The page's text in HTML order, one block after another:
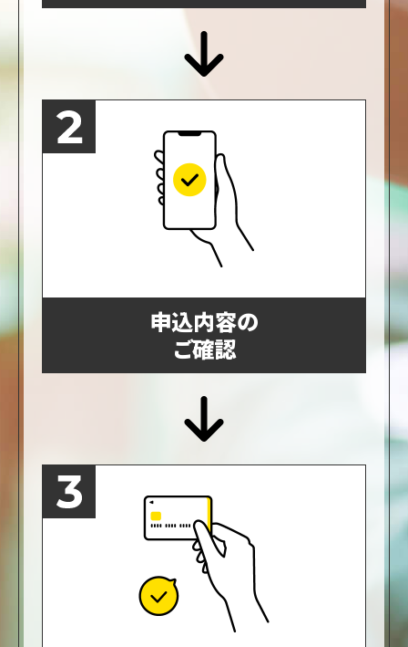
申込内容の
ご確認